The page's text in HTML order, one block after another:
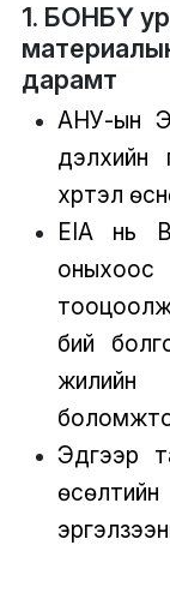
1. БОНБҮ
дарамт
АНУ-ын
хүртэл
EIA нь
бий
жилийн
Эдгээр